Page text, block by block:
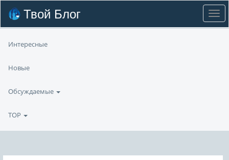
Твой Блог
Интересные
Новые
Обсуждаемые
TOP